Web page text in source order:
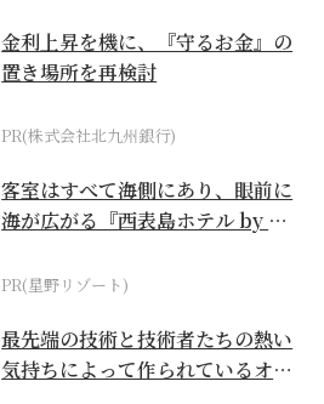
金利上昇を機に、『守るお金』の
置き場所を再検討
PR(株式会社北九州銀行)
客室はすべて海側にあり、眼前に
海が広がる『西表島ホテル by 星
PR(星野リゾート)
最先端の技術と技術者たちの熱い
気持ちによって作られているオー